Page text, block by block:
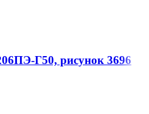
Г50, рисунок 3696